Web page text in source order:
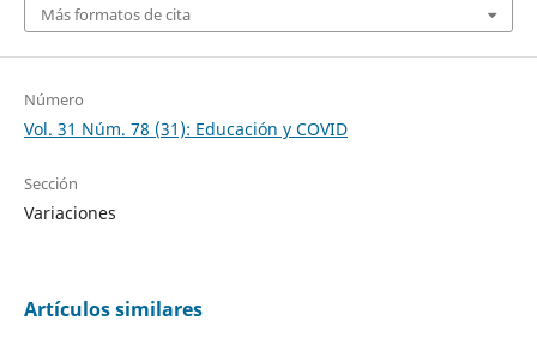
Más formatos de cita
Número
Vol. 31 Núm. 78 (31): Educación y COVID
Sección
Variaciones
Artículos similares